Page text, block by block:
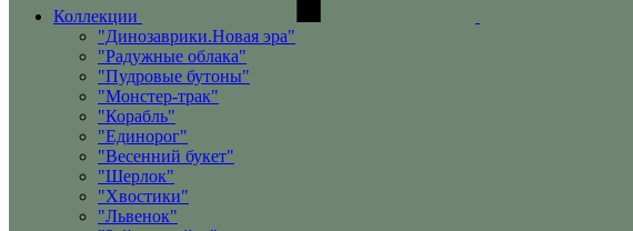
Коллекции
"Динозаврики.Новая эра"
"Радужные облака"
"Пудровые бутоны"
"Монстер-трак"
"Корабль"
"Единорог"
"Весенний букет"
"Шерлок"
"Хвостики"
"Львенок"